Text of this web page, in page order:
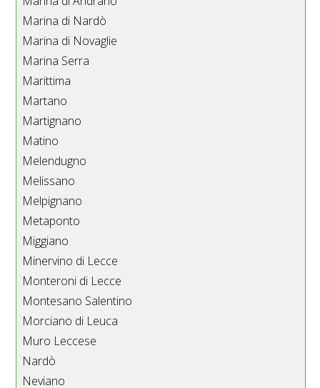
Marina di Nardò
Marina di Novaglie
Marina Serra
Marittima
Martano
Martignano
Matino
Melendugno
Melissano
Melpignano
Metaponto
Miggiano
Minervino di Lecce
Monteroni di Lecce
Montesano Salentino
Morciano di Leuca
Muro Leccese
Nardò
Neviano